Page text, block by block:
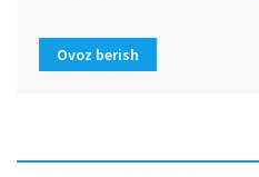
Ovoz berish